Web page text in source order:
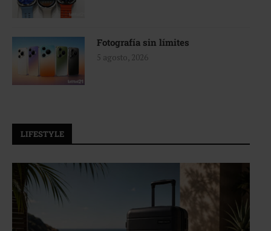
Fotografía sin límites
5 agosto, 2026
LIFESTYLE